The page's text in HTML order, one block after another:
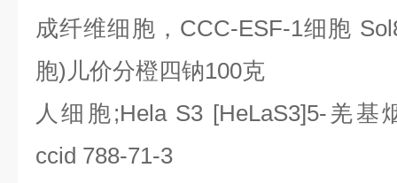
成纤维细胞， CCC-ESF-1细胞
胞) 儿价分橙四钠100克
人细胞;Hela S3 [HeLaS3]5- 羌基
ccid 788-71-3